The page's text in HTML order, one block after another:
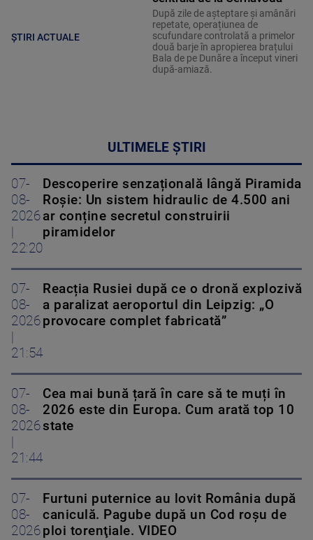
ȘTIRI ACTUALE
După zile de așteptare și amânări
repetate, operațiunea de
scufundare controlată a primelor
două barje în apropierea brațului
Bala de pe Dunăre a început vineri
după-amiază.
ULTIMELE ȘTIRI
07-
08-
2026
22:20
Descoperire senzațională lângă Piramida
Roșie: Un sistem hidraulic de 4.500 ani
ar conține secretul construirii
piramidelor
07-
08-
2026
21:54
Reacția Rusiei după ce o dronă explozivă
a paralizat aeroportul din Leipzig: „O
provocare complet fabricată”
07-
08-
2026
21:44
Cea mai bună țară în care să te muți în
2026 este din Europa. Cum arată top 10
state
07-
08-
2026
Furtuni puternice au lovit România după
caniculă. Pagube după un Cod roşu de
ploi torenţiale. VIDEO